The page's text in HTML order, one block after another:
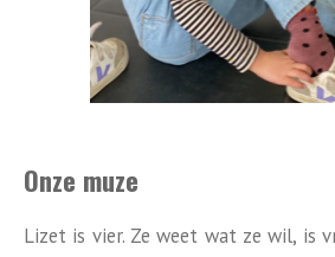
Onze muze
Lizet is vier. Ze weet wat ze wil, is